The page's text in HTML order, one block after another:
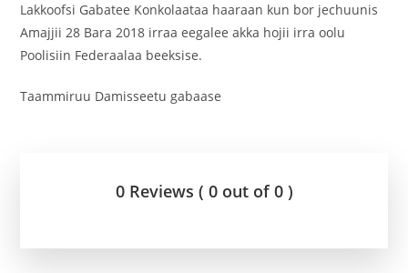
Lakkoofsi Gabatee Konkolaataa haaraan kun bor jechuunis
Amajjii 28 Bara 2018 irraa eegalee akka hojii irra oolu
Poolisiin Federaalaa beeksise.
Taammiruu Damisseetu gabaase
0 Reviews ( 0 out of 0 )